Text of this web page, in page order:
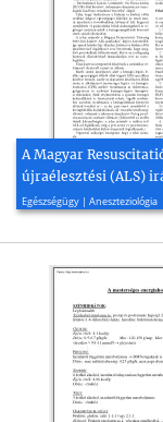
A Magyar
újraélesztési (ALS)
Egészségügy | Aneszteziológia
2006, 4 oldal